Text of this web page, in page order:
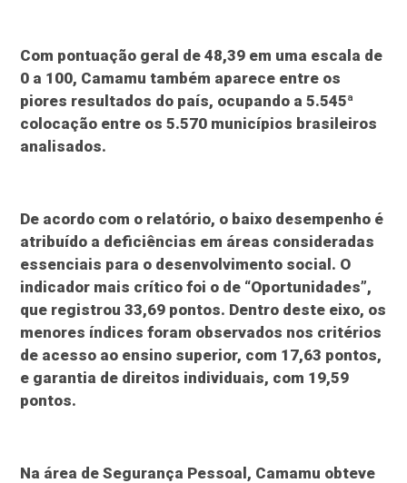
Com pontuação geral de 48,39 em uma escala de
0 a 100, Camamu também aparece entre os
piores resultados do país, ocupando a 5.545ª
colocação entre os 5.570 municípios brasileiros
analisados.
De acordo com o relatório, o baixo desempenho é
atribuído a deficiências em áreas consideradas
essenciais para o desenvolvimento social. O
indicador mais crítico foi o de “Oportunidades”,
que registrou 33,69 pontos. Dentro deste eixo, os
menores índices foram observados nos critérios
de acesso ao ensino superior, com 17,63 pontos,
e garantia de direitos individuais, com 19,59
pontos.
Na área de Segurança Pessoal, Camamu obteve